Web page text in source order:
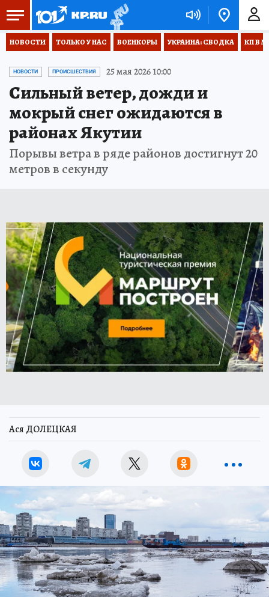
НОВОСТИ ТОЛЬКО У НАС ВОЕНКОРЫ УКРАИНА: СВОДКА КП В
НОВОСТИ ПРОИСШЕСТВИЯ 25 мая 2026 10:00
Сильный ветер, дожди и
мокрый снег ожидаются в
районах Якутии
Порывы ветра в ряде районов достигнут 20
метров в секунду
Ася ДОЛЕЦКАЯ